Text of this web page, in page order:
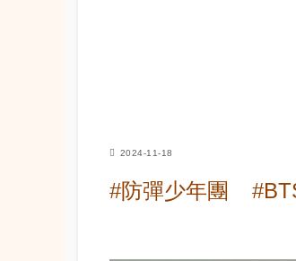
2024-11-18
#防彈少年團